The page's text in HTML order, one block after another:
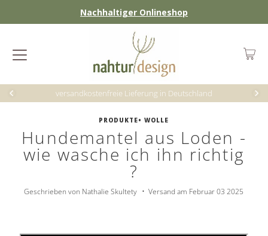
Nachhaltiger Onlineshop
versandkostenfreie Lieferung in Deutschland
PRODUKTE•WOLLE
Hundemantel aus Loden -
wie wasche ich ihn richtig
?
Geschrieben von Nathalie Skultety •Versand am Februar 03 2025